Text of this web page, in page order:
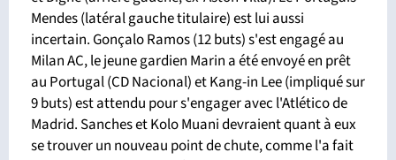
Mendes (latéral gauche titulaire) est lui aussi
incertain. Gonçalo Ramos (12 buts) s'est engagé au
Milan AC, le jeune gardien Marin a été envoyé en prêt
au Portugal (CD Nacional) et Kang-in Lee (impliqué sur
9 buts) est attendu pour s'engager avec l'Atlético de
Madrid. Sanches et Kolo Muani devraient quant à eux
se trouver un nouveau point de chute, comme l'a fait